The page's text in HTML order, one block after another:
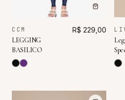
CCM
LEGGING
BASILICO
R$ 229,00